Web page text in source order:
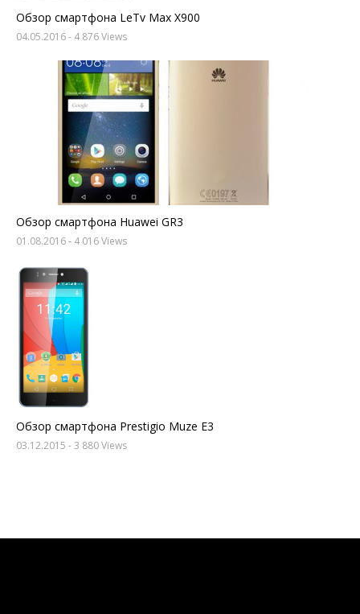
Обзор смартфона LeTv Max X900
04.05.2016- 4 876 Views
Обзор смартфона Huawei GR3
01.08.2016- 4 016 Views
Обзор смартфона Prestigio Muze E3
03.12.2015 - 3 880 Views